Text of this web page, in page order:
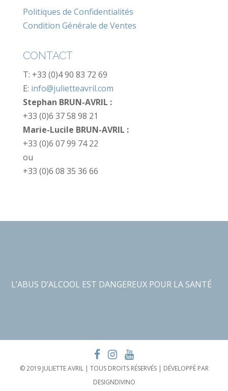
Politiques de Confidentialités
Condition Générale de Ventes
CONTACT
T: +33 (0)4 90 83 72 69
E: info@julietteavril.com
Stephan BRUN-AVRIL :
+33 (0)6 37 58 98 21
Marie-Lucile BRUN-AVRIL :
+33 (0)6 07 99 74 22
ou
+33 (0)6 08 35 36 66
L’ABUS D’ALCOOL EST DANGEREUX POUR LA SANTÉ
© 2019 JULIETTE AVRIL | TOUS DROITS RÉSERVÉS | DÉVELOPPÉ PAR
DESIGNDIVINO